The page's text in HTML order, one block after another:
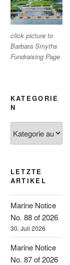
click picture to
Barbara Smyths
Fundraising Page
KATEGORIE
N
LETZTE
ARTIKEL
Marine Notice
No. 88 of 2026
30. Juli 2026
Marine Notice
No. 87 of 2026